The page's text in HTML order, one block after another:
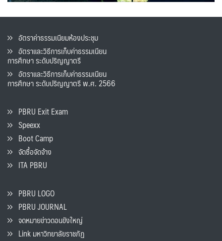
อัตราค่าธรรมเนียมห้องประชุม
อัตราและวิธีการเก็บค่าธรรมเนียน
การศึกษา ระดับปริญญาตรี
อัตราและวิธีการเก็บค่าธรรมเนียน
การศึกษา ระดับปริญญาตรี พ.ศ. 2566
PBRU Exit Exam
Speexx
Boot Camp
จัดซื้อจัดจ้าง
ITA PBRU
PBRU LOGO
PBRU JOURNAL
จดหมายข่าวดอนขังใหญ่
Link มหาวิทยาลัยราชภัฏ